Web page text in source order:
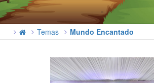
Temas Mundo Encantado